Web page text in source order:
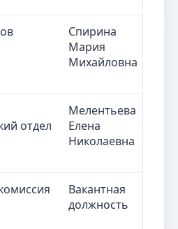
Спирина
Мария
Михайловна
отдел
Мелентьева
Елена
Николаевна
Вакантная
должность